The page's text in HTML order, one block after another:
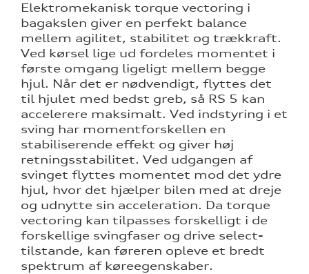
Elektromekanisk torque vectoring i
bagakslen giver en perfekt balance
mellem agilitet, stabilitet og trækkraft.
Ved kørsel lige ud fordeles momentet i
første omgang ligeligt mellem begge
hjul. Når det er nødvendigt, flyttes det
til hjulet med bedst greb, så RS 5 kan
accelerere maksimalt. Ved indstyring i et
sving har momentforskellen en
stabiliserende effekt og giver høj
retningsstabilitet. Ved udgangen af
svinget flyttes momentet mod det ydre
hjul, hvor det hjælper bilen med at dreje
og udnytte sin acceleration. Da torque
vectoring kan tilpasses forskelligt i de
forskellige svingfaser og drive select-
tilstande, kan føreren opleve et bredt
spektrum af køreegenskaber.